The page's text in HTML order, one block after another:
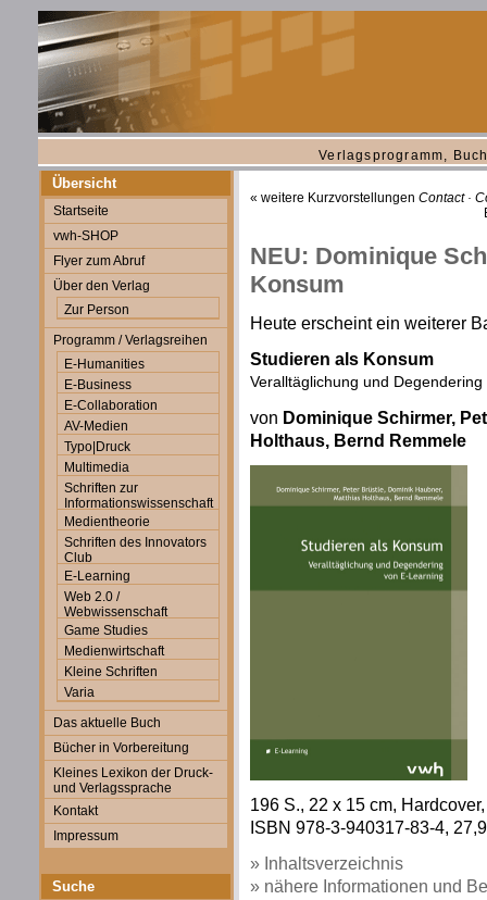
Verlagsprogramm,
Übersicht
Startseite
vwh-SHOP
Flyer zum Abruf
Über den Verlag
Zur Person
Programm / Verlagsreihen
E-Humanities
E-Business
E-Collaboration
AV-Medien
Typo|Druck
Multimedia
Schriften zur
Informationswissenschaft
Medientheorie
Schriften des Innovators
Club
E-Learning
Web 2.0 /
Webwissenschaft
Game Studies
Medienwirtschaft
Kleine Schriften
Varia
Das aktuelle Buch
Bücher in Vorbereitung
Kleines Lexikon der Druck-
und Verlagssprache
Kontakt
Impressum
Suche
« weitere Kurzvorstellungen Contact ·
NEU: Dominique
Konsum
Heute erscheint ein weiterer
Studieren als Konsum
Veralltäglichung und
von Dominique Schirmer,
Holthaus, Bernd Remmele
196 S., 22 x 15 cm,
ISBN 978-3-940317-83-4,
» Inhaltsverzeichnis
» nähere Informationen und